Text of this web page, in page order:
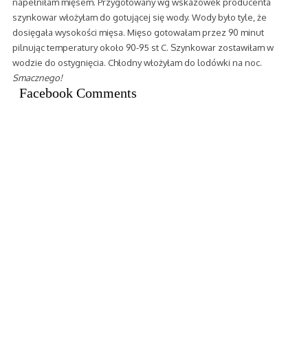
szynkowar włożyłam do gotującej się wody. Wody było tyle, że
dosięgała wysokości mięsa. Mięso gotowałam przez 90 minut
pilnując temperatury około 90-95 st C. Szynkowar zostawiłam w
wodzie do ostygnięcia. Chłodny włożyłam do lodówki na noc.
Smacznego!
Facebook Comments